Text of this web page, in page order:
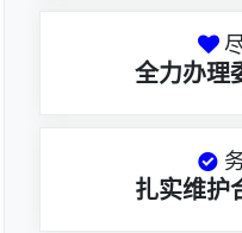
全力办理
扎实维护